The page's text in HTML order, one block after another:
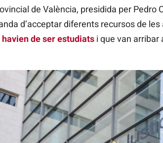
de València, presidida per
d’acceptar diferents recursos de
de ser estudiats i que van arribar